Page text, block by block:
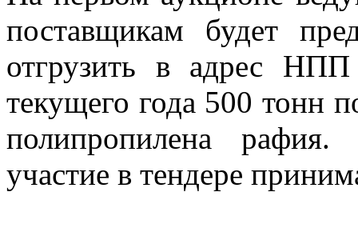
поставщикам будет
отгрузить в адрес
текущего года 500 тонн
полипропилена
участие в тендере